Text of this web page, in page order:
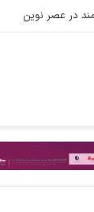
در عصر نوین